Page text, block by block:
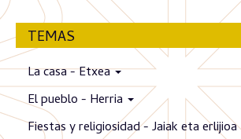
TEMAS
La casa - Etxea
El pueblo - Herria
Fiestas y religiosidad - Jaiak eta erlijioa